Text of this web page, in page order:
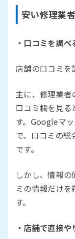
安い修理業
・口コミを調べ
店舗の口コミを
主に、修理業者
口コミ欄を見る
す。Googleマ
で、口コミの総
です。
しかし、情報
ミの情報だけ
す。
・店舗で直接